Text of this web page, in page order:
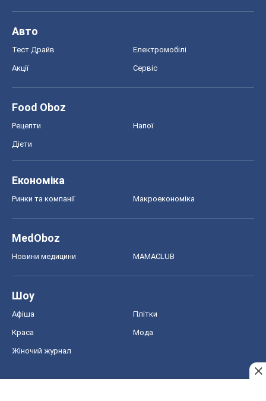
Авто
Тест Драйв Електромобілі
Акції Сервіс
Food Oboz
Рецепти Напої
Дієти
Економіка
Ринки та компанії Макроекономіка
MedOboz
Новини медицини MAMACLUB
Шоу
Афіша Плітки
Краса Мода
Жіночий журнал